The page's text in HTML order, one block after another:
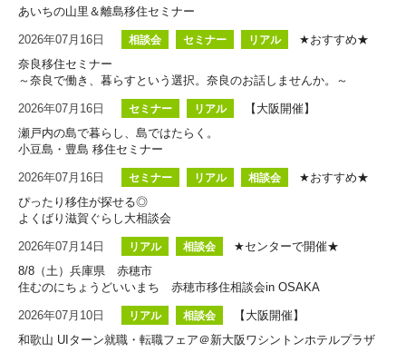
あいちの山里＆離島移住セミナー
2026年07月16日 相談会 セミナー リアル
★おすすめ★
奈良移住セミナー
～奈良で働き、暮らすという選択。奈良のお話しませんか。～
2026年07月16日 セミナー リアル
【大阪開催】
瀬戸内の島で暮らし、島ではたらく。
小豆島・豊島 移住セミナー
2026年07月16日 セミナー リアル 相談会
★おすすめ★
ぴったり移住が探せる◎
よくばり滋賀ぐらし大相談会
2026年07月14日 リアル 相談会
★センターで開催★
8/8（土）兵庫県 赤穂市
住むのにちょうどいいまち 赤穂市移住相談会in OSAKA
2026年07月10日 リアル 相談会
【大阪開催】
和歌山 UIターン就職・転職フェア＠新大阪ワシントンホテルプラザ